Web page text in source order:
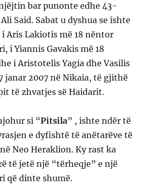
bar punonte edhe 43-
Said. Sabat u dyshua se ishte
Aris Lakiotis më 18 nëntor
i Yiannis Gavakis më 18
i Aristotelis Yagia dhe Vasilis
janar 2007 në Nikaia, të gjithë
të zhvatjes së Haidarit.
si “Pitsila” , ishte ndër të
e dyfishtë të anëtarëve të
Neo Heraklion. Ky rast ka
të jetë një “tërheqje” e një
që dinte shumë.